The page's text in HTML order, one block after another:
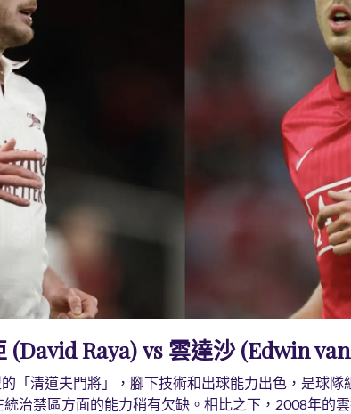
(David Raya) vs 雲達沙 (Edwin
「清道夫門將」，腳下技術和出球能力出色，是球
治禁區方面的能力稍有欠缺。相比之下，2008年的